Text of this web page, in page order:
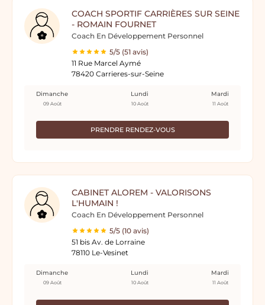
COACH SPORTIF CARRIÈRES SUR SEINE
- ROMAIN FOURNET
Coach En Développement Personnel
5/5 (51 avis)
11 Rue Marcel Aymé
78420 Carrieres-sur-Seine
PRENDRE RENDEZ-VOUS
Dimanche
09 Août
Lundi
10 Août
Mardi
11 Août
CABINET ALOREM - VALORISONS
L'HUMAIN !
Coach En Développement Personnel
5/5 (10 avis)
51 bis Av. de Lorraine
78110 Le-Vesinet
Dimanche
09 Août
Lundi
10 Août
Mardi
11 Août